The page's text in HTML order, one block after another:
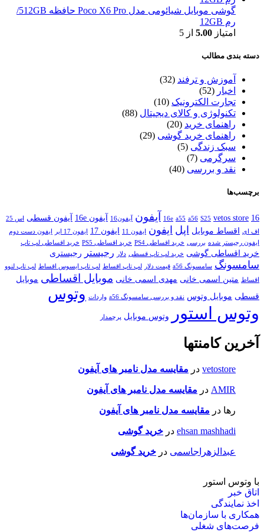
گوشی موبایل شیائومی مدل Poco X6 Pro حافظه 512GB/
رم 12GB
امتیاز 5.00 از 5
دسته بندی مطالب
آموزش و ترفند (32)
اخبار (52)
تجارت الکترونیک (10)
تکنولوژی و کالای دیجیتال (88)
راهنمای خرید (20)
راهنمای خرید گوشی (29)
سبک زندگی (5)
سرگرمی (7)
نقد و بررسی (40)
برچسب‌ها
16
16e a55 a56 S25 vetos store آیفون آیفون16 آیفون 16e آیفون قسطی
اس 25
اف ای
اقساط موبایل اپل ایفون ایفون 11 ایفون 17 ایفون 17 ایر
ایفون دست دوم
ایفون رجیستر شده بررسی خرید اقساطی PS4 خرید اقساطی PS5 خرید اقساطی لپ تاپ
خرید اقساطی گوشی خرید لپ تاپ قسطی دلار رجیستر رجیستری
سامسونگ سامسونگ a56 قیمت دلار لپ تاپ اقساط لپ تاپ ایسوس اقساط لپ تاپ لنوو
اقساط متین اسمی خانی مهدی اسمی خانی موبایل اقساطی موبایل
قسطی موبایل وتوس نقد و بررسی سامسونگ a56 واردات وتوس
وتوس استور وتوس موبایل پرچمدار
آخرین کامنتها
vetostore در مقایسه مدل نامبر های آیفون
AMIR در مقایسه مدل نامبر های آیفون
رها در مقایسه مدل نامبر های آیفون
ehsan mashhadi در خرید گوشی
عبدالزهراجاسمی در خرید گوشی
با وتوس استور
اتاق خبر
اخذ نمایندگی
همکاری با سازمان‌ها
فرصت‌های شغلی